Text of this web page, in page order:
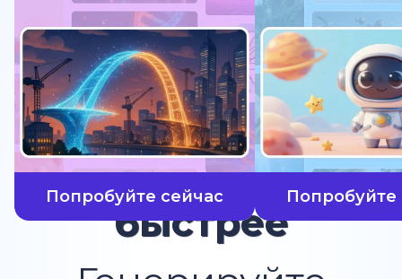
Попробуйте сейчас Попробуйте
быстрее